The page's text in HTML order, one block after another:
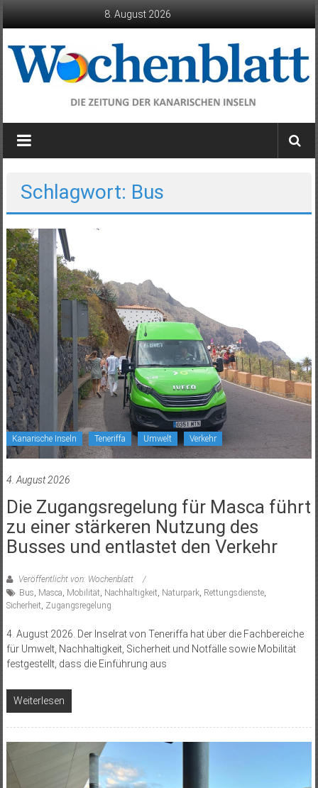
8. August 2026
Wochenblatt
die
Kanarischen
Inseln
Schlagwort: Bus
Kanarische Inseln Teneriffa Umwelt Verkehr
4. August 2026
Die Zugangsregelung für Masca führt
zu einer stärkeren Nutzung des
Busses und entlastet den Verkehr
Veröffentlicht von: Wochenblatt
Bus Masca Mobilität Nachhaltigkeit Naturpark, Rettungsdienste,
Sicherheit Zugangsregelung
4. August 2026. Der Inselrat von Teneriffa hat über die Fachbereiche
für Umwelt, Nachhaltigkeit, Sicherheit und Notfälle sowie Mobilität
festgestellt, dass die Einführung aus
Weiterlesen